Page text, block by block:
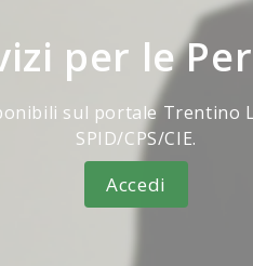
per le
sul portale
SPID/CPS/CIE.
Accedi